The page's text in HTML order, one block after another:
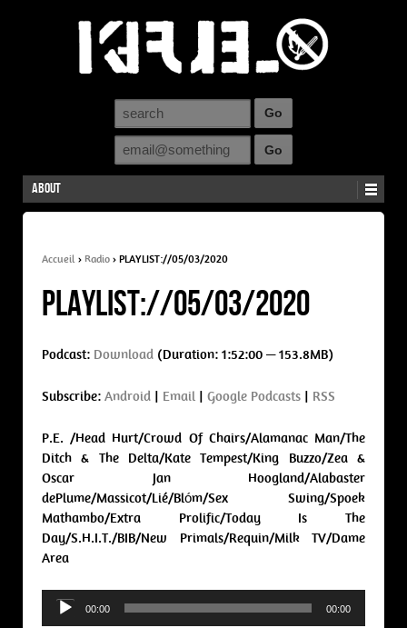
About
Accueil › Radio › PLAYLIST://05/03/2020
PLAYLIST://05/03/2020
Podcast: Download (Duration: 1:52:00 — 153.8MB)
Subscribe: Android | Email | Google Podcasts | RSS
P.E. /Head Hurt/Crowd Of Chairs/Alamanac Man/The
Ditch & The Delta/Kate Tempest/King Buzzo/Zea &
Oscar Jan Hoogland/Alabaster
dePlume/Massicot/Lié/Blóm/Sex Swing/Spoek
Mathambo/Extra Prolific/Today Is The
Day/S.H.I.T./BIB/New Primals/Requin/Milk TV/Dame
Area
Audio
Player
00:00 00:00